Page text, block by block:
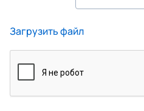
Загрузить файл